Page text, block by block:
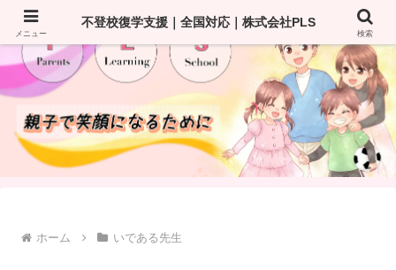
ホーム いである先生
メニュー
不登校復学支援｜全国対応｜株式会社PLS
検索